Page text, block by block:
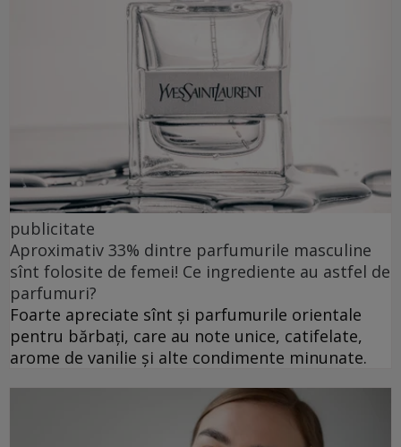
publicitate
Aproximativ 33% dintre parfumurile masculine
sînt folosite de femei! Ce ingrediente au astfel de
parfumuri?
Foarte apreciate sînt și parfumurile orientale
pentru bărbați, care au note unice, catifelate,
arome de vanilie și alte condimente minunate.